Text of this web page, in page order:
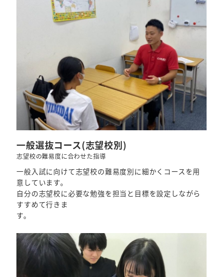
一般選抜コース(志望校別)
志望校の難易度に合わせた指導
一般入試に向けて志望校の難易度別に細かくコースを用
意しています。
自分の志望校に必要な勉強を担当と目標を設定しながら
すすめて行きま
す。